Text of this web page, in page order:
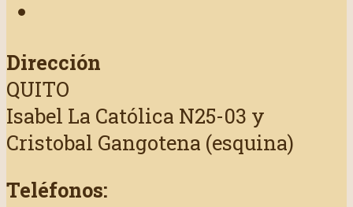
Dirección
QUITO
Isabel La Católica N25-03 y
Cristobal Gangotena (esquina)
Teléfonos: